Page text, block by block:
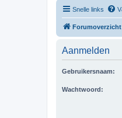
Snelle links
Forumoverzicht
Aanmelden
Gebruikersnaam:
Wachtwoord: